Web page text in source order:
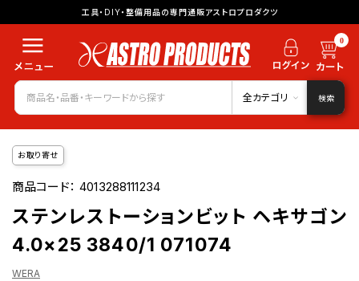
工具・DIY・整備用品の専門通販アストロプロダクツ
0
全カテゴリ 検索
お取り寄せ
商品コード：4013288111234
ステンレストーションビット ヘキサゴン
4.0×25 3840/1 071074
WERA